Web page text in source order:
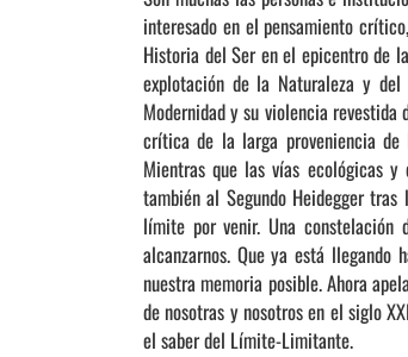
interesado en el pensamiento
Historia del Ser en el epicentro de
explotación de la Naturaleza y del
Modernidad y su violencia
crítica de la larga proveniencia
Mientras que las vías ecológicas
también al Segundo Heidegger
límite por venir. Una
alcanzarnos. Que ya está llegando
nuestra memoria posible. Ahora
de nosotras y nosotros en el siglo
el saber del Límite-Limitante.